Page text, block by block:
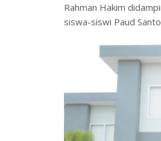
Rahman Hakim
siswa-siswi Paud